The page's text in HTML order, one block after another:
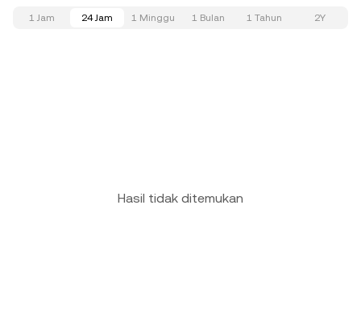
1 Jam 24 Jam 1 Minggu 1 Bulan 1 Tahun 2Y
Hasil tidak ditemukan